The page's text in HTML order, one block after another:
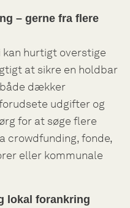
– gerne fra flere
kan hurtigt overstige
at sikre en holdbar
dækker
udgifter og
for at søge flere
crowdfunding, fonde,
eller kommunale
lokal forankring